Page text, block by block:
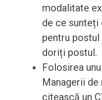
modalitate
de ce sunteți
pentru
doriți postul.
Folosirea
Managerii
citească un